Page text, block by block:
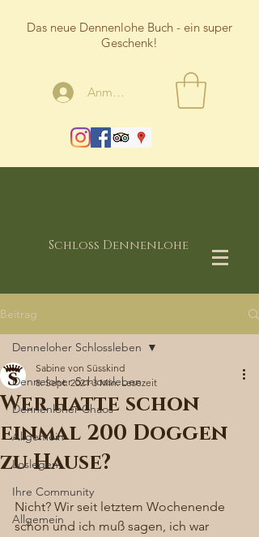
Das neue Dennenlohe Buch - ein super
Geschenk!
Anmelden
Schloss Dennenlohe
Beitrag
Denneloher Schlossleben
Dennenloher Chaos
Allgemein
Loslegen
Ihre Community
Allgemein
Denneloher Schlossleben
Wer hatte schon
einmal 200 Doggen
zu Hause?
Sabine von Süsskind
8. Sept. 2021 3 Min. Lesezeit
Nicht? Wir seit letztem Wochenende
schon und ich muß sagen, ich war